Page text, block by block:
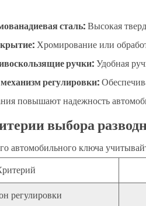
сталь:Высокая
Хромирование или
ручки:Удобная
регулировки:
повышают надежность
выбора
автомобильного ключа
регулировки